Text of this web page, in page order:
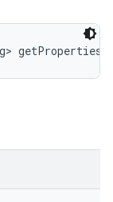
getProperties